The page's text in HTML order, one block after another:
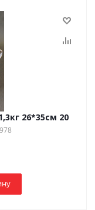
26*35см 20